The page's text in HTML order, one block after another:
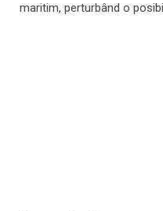
maritim, perturbând o